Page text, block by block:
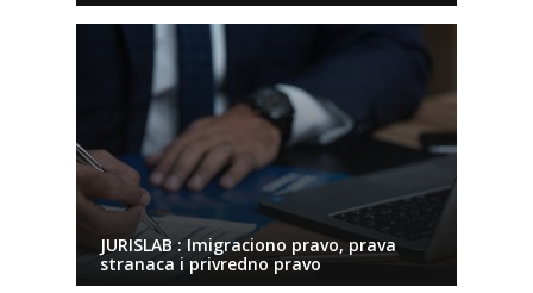
JURISLAB : Imigraciono pravo, prava
stranaca i privredno pravo